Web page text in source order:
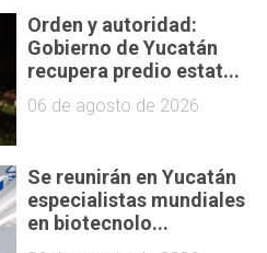
Orden y autoridad:
Gobierno de Yucatán
recupera predio estat...
06 de agosto de 2026
Se reunirán en Yucatán
especialistas mundiales
en biotecnolo...